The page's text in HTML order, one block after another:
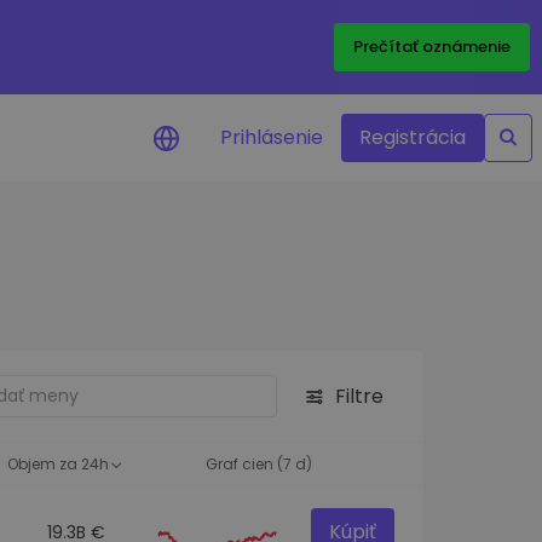
Prečítať oznámenie
príležitosti
pre optimálny
Prihlásenie Registrácia
Filtre
Objem za 24h Graf cien (7 d)
19.3B € Kúpiť